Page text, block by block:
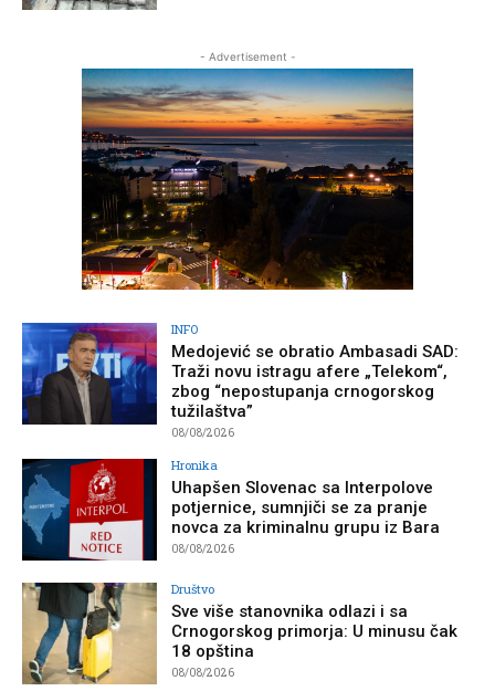
- Advertisement -
INFO
Medojević se obratio Ambasadi SAD:
Traži novu istragu afere „Telekom“,
zbog “nepostupanja crnogorskog
tužilaštva”
08/08/2026
Hronika
Uhapšen Slovenac sa Interpolove
potjernice, sumnjiči se za pranje
novca za kriminalnu grupu iz Bara
08/08/2026
Društvo
Sve više stanovnika odlazi i sa
Crnogorskog primorja: U minusu čak
18 opština
08/08/2026